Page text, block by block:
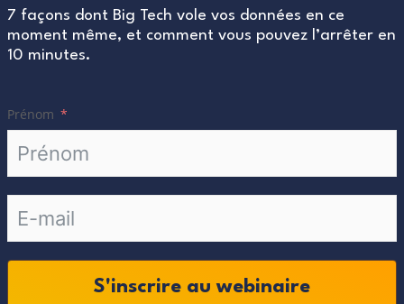
7 façons dont Big Tech vole vos données en ce
moment même, et comment vous pouvez l’arrêter en
10 minutes.
Prénom
S'inscrire au webinaire